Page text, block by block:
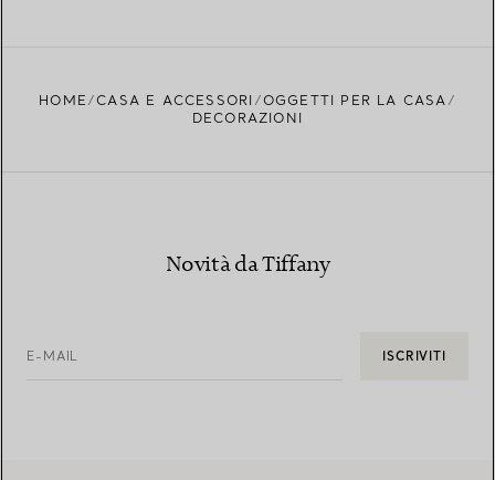
HOME CASA E ACCESSORI
OGGETTI PER LA CASA
DECORAZIONI
Novità da Tiffany
E-MAIL ISCRIVITI